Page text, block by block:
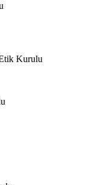
Kurulu